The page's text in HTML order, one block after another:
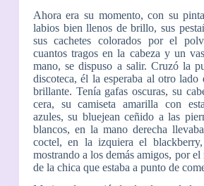
Ahora era su momento, con su
labios bien llenos de brillo, sus
sus cachetes colorados por el
cuantos tragos en la cabeza y un
mano, se dispuso a salir. Cruzó la
discoteca, él la esperaba al otro lado
brillante. Tenía gafas oscuras, su
cera, su camiseta amarilla con
azules, su bluejean ceñido a las
blancos, en la mano derecha
coctel, en la izquiera el
mostrando a los demás amigos, por el
de la chica que estaba a punto de